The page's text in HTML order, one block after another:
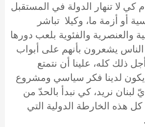
كي لا تنهار الدولة في المستقبل
أو أزمة ما، وكيلا تباشر
والعنصرية والفئوية بلعب دورها
يشعرون بأنهم على أبواب
ذلك كله، علينا أن نتمتع
يكون لدينا فكر سياسي ومشروع
نريد، كي نبدأ بالحدّ من
كل هذه الخارطة الدولية التي